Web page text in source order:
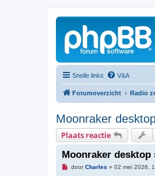
Snelle links V&A
Forumoverzicht Radio
Moonraker
Plaats reactie
Moonraker desktop
OdoorCharles » 02 mei 2026,